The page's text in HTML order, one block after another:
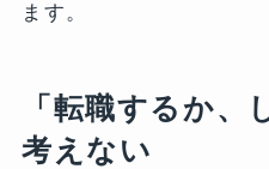
ます。
「転職するか
考えない